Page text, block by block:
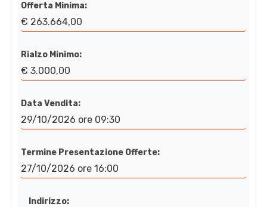
Offerta Minima:
€ 263.664,00
Rialzo Minimo:
€ 3.000,00
Data Vendita:
29/10/2026 ore 09:30
Termine Presentazione Offerte:
27/10/2026 ore 16:00
Indirizzo: